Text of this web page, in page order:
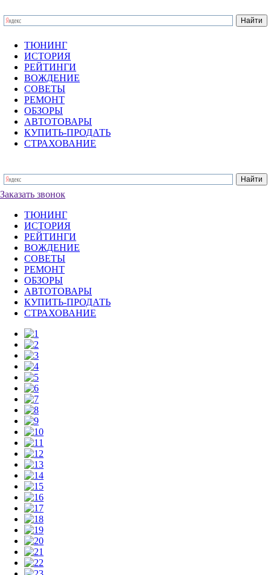
ТЮНИНГ
ИСТОРИЯ
РЕЙТИНГИ
ВОЖДЕНИЕ
СОВЕТЫ
РЕМОНТ
ОБЗОРЫ
АВТОТОВАРЫ
КУПИТЬ-ПРОДАТЬ
СТРАХОВАНИЕ
Заказать звонок
ТЮНИНГ
ИСТОРИЯ
РЕЙТИНГИ
ВОЖДЕНИЕ
СОВЕТЫ
РЕМОНТ
ОБЗОРЫ
АВТОТОВАРЫ
КУПИТЬ-ПРОДАТЬ
СТРАХОВАНИЕ